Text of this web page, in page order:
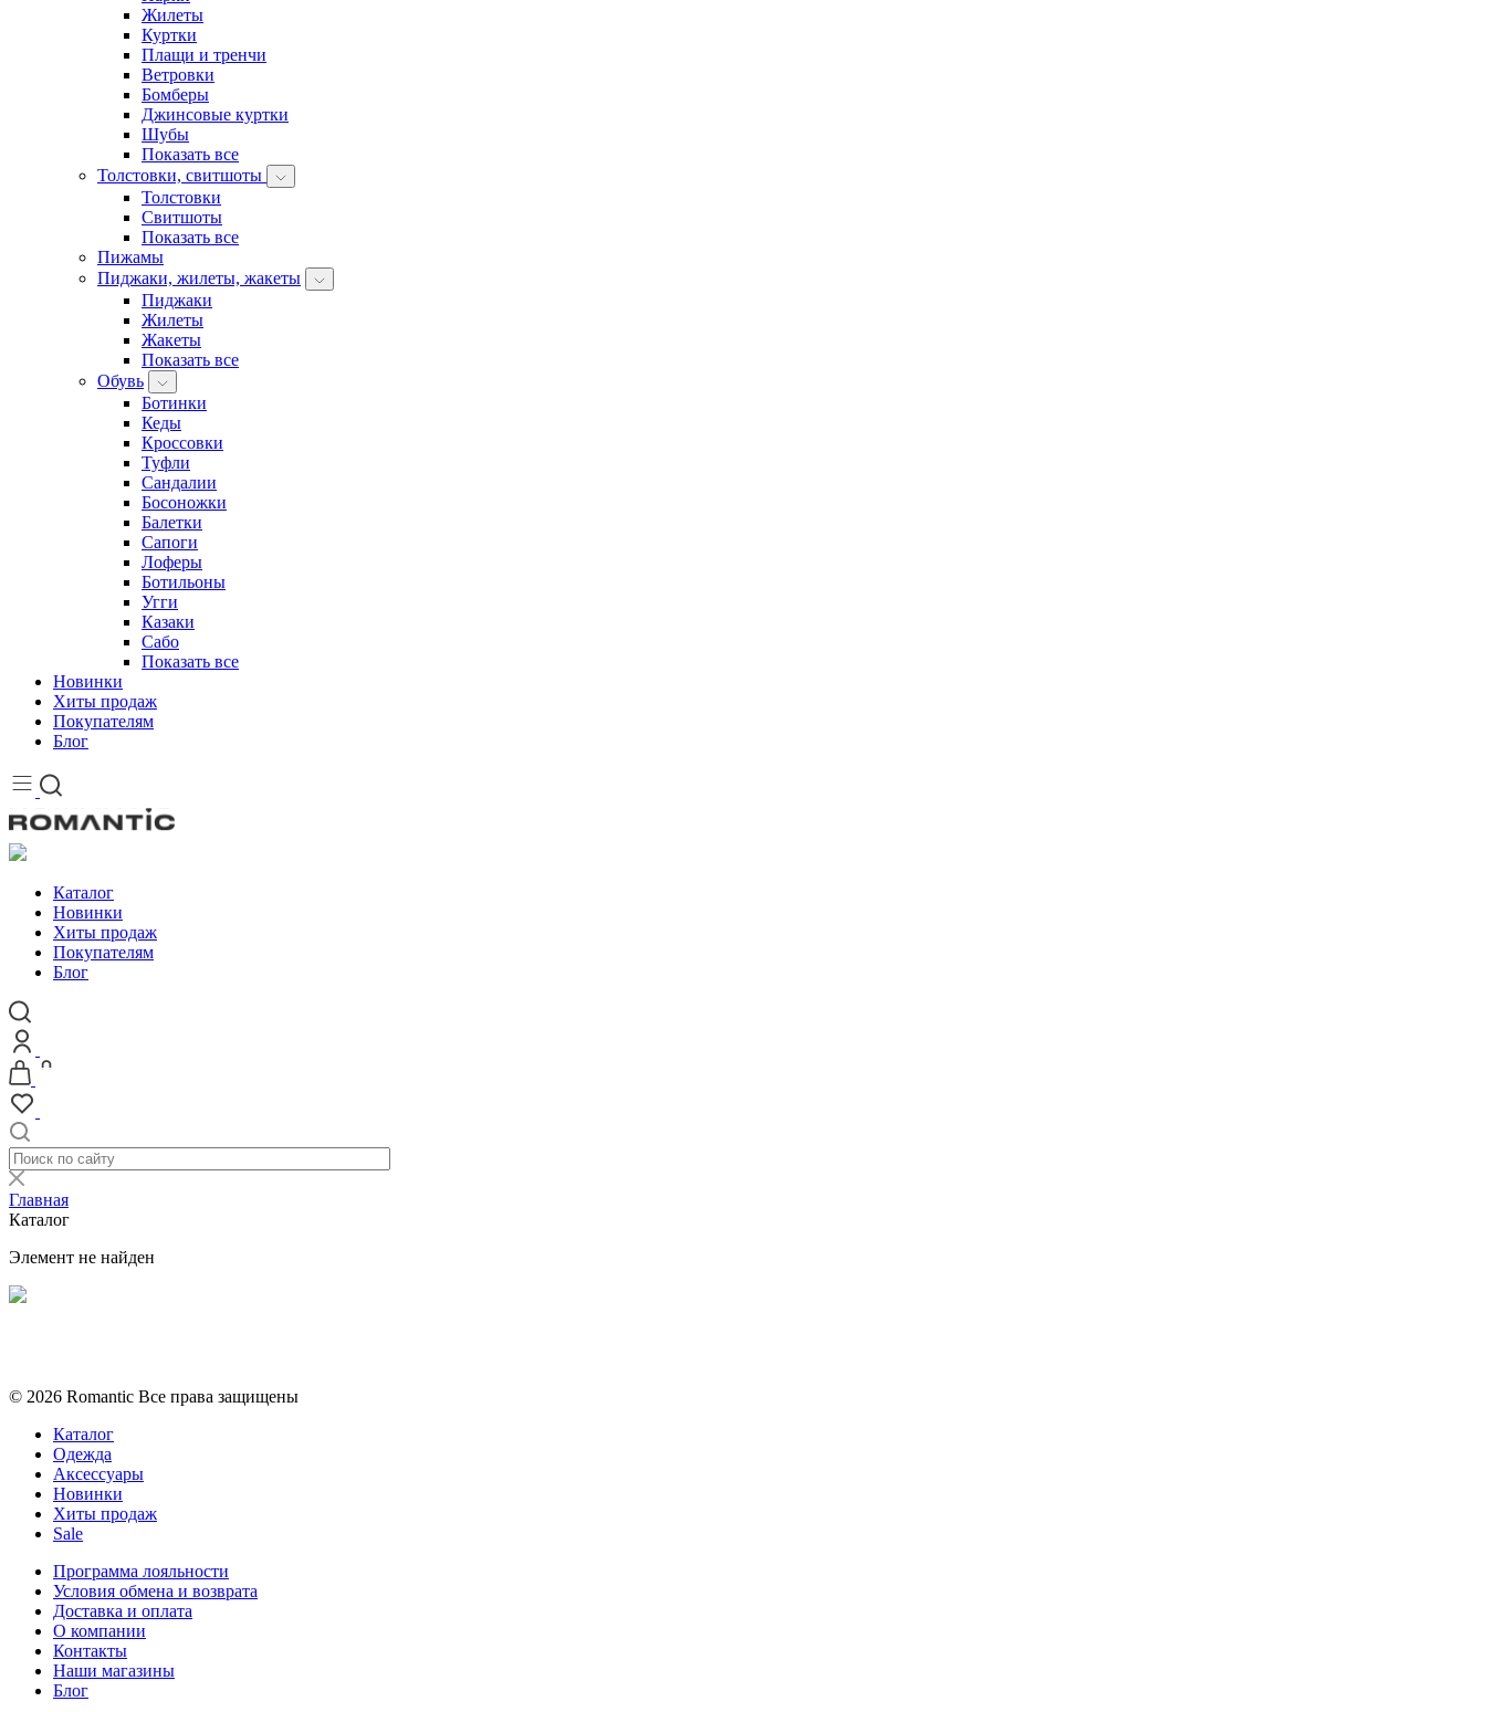
Жилеты
Куртки
Плащи и тренчи
Ветровки
Бомберы
Джинсовые куртки
Шубы
Показать все
Толстовки, свитшоты
Толстовки
Свитшоты
Показать все
Пижамы
Пиджаки, жилеты, жакеты
Пиджаки
Жилеты
Жакеты
Показать все
Обувь
Ботинки
Кеды
Кроссовки
Туфли
Сандалии
Босоножки
Балетки
Сапоги
Лоферы
Ботильоны
Угги
Казаки
Сабо
Показать все
Новинки
Хиты продаж
Покупателям
Блог
Каталог
Новинки
Хиты продаж
Покупателям
Блог
Главная
Каталог
Элемент не найден
© 2026 Romantic Все права защищены
Каталог
Одежда
Аксессуары
Новинки
Хиты продаж
Sale
Программа лояльности
Условия обмена и возврата
Доставка и оплата
О компании
Контакты
Наши магазины
Блог